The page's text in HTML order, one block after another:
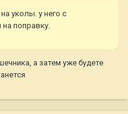
уколы. у него с
поправку.
а затем уже будете